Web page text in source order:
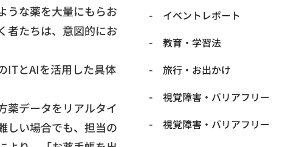
うな薬を大量にもらお
たちは、 意図的にお
ITとAIを活用した具体
薬データをリアルタイ
しい場合でも、 担当の
​イベントレポート
​教育・学習法
​旅行・お出かけ
​視覚障害・バリアフリー
​視覚障害・バリアフリー